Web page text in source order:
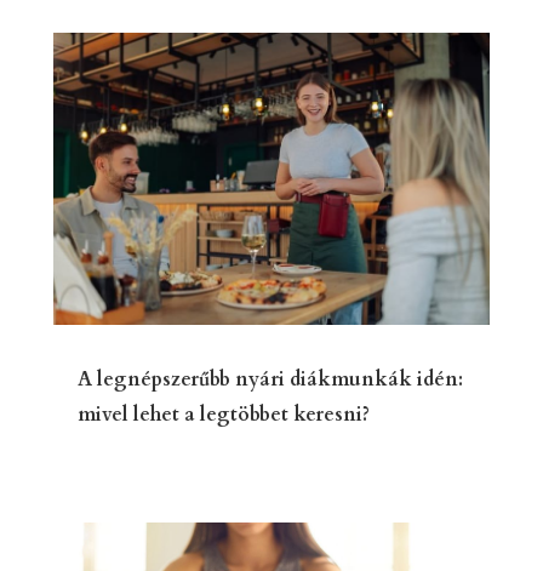
A legnépszerűbb nyári diákmunkák idén:
mivel lehet a legtöbbet keresni?